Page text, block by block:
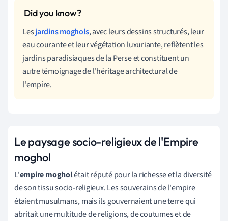
Lesjardins moghols, avec leurs dessins structurés, leur
eau courante et leur végétation luxuriante, reflètent les
jardins paradisiaques de la Perse et constituent un
autre témoignage de l'héritage architectural de
l'empire.
Le paysage socio-religieux de l'Empire
moghol
L'empire mogholétait réputé pour la richesse et la diversité
de son tissu socio-religieux. Les souverains de l'empire
étaient musulmans, mais ils gouvernaient une terre qui
abritait une multitude de religions, de coutumes et de